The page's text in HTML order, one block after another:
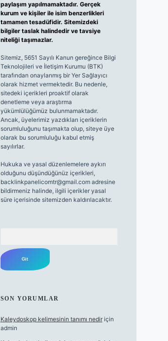
paylaşım yapılmamaktadır. Gerçek
kurum ve kişiler ile isim benzerlikleri
tamamen tesadüfidir. Sitemizdeki
bilgiler taslak halindedir ve tavsiye
niteliği taşımazlar.
Sitemiz, 5651 Sayılı Kanun gereğince Bilgi
Teknolojileri ve İletişim Kurumu (BTK)
tarafından onaylanmış bir Yer Sağlayıcı
olarak hizmet vermektedir. Bu nedenle,
sitedeki içerikleri proaktif olarak
denetleme veya araştırma
yükümlülüğümüz bulunmamaktadır.
Ancak, üyelerimiz yazdıkları içeriklerin
sorumluluğunu taşımakta olup, siteye üye
olarak bu sorumluluğu kabul etmiş
sayılırlar.
Hukuka ve yasal düzenlemelere aykırı
olduğunu düşündüğünüz içerikleri,
backlinkpanelicomtr@gmail.comadresine
bildirmeniz halinde, ilgili içerikler yasal
süre içerisinde sitemizden kaldırılacaktır.
SON YORUMLAR
Kaleydoskop kelimesinin tanımı nediriçin
admin